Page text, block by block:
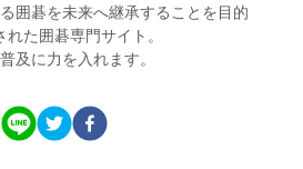
囲碁を未来へ継承することを目的
れた囲碁専門サイト。
及に力を入れます。